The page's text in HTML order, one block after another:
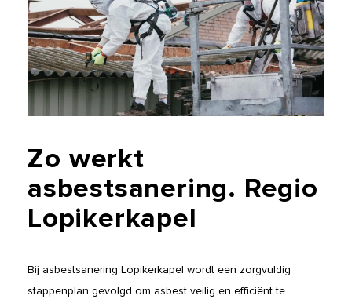
Zo werkt
asbestsanering. Regio
Lopikerkapel
Bij asbestsanering Lopikerkapel wordt een zorgvuldig
stappenplan gevolgd om asbest veilig en efficiënt te